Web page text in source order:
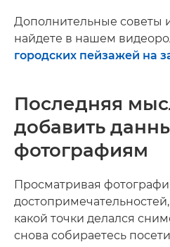
Дополнительные советы
найдете в нашем
городских пейзажей на
Последняя
добавить
фотографиям
Просматривая
какой точки делался
снова собираетесь